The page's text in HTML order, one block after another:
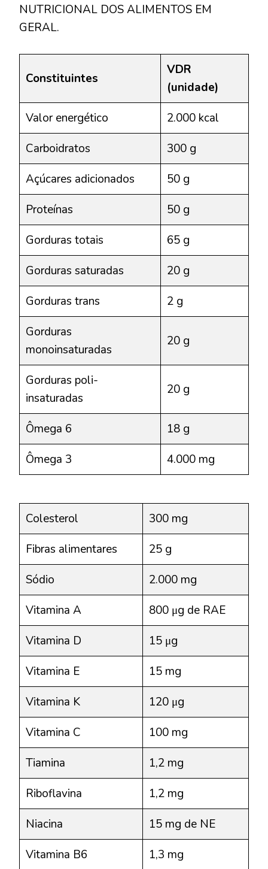
NUTRICIONAL DOS ALIMENTOS EM
GERAL.
Constituintes
VDR
(unidade)
Valor energético
2.000 kcal
Carboidratos
300 g
Açúcares adicionados
50 g
Proteínas
50 g
Gorduras totais
65 g
Gorduras saturadas
20 g
Gorduras trans
2 g
Gorduras
monoinsaturadas
20 g
Gorduras poli-
insaturadas
20 g
Ômega 6
18 g
Ômega 3
4.000 mg
Colesterol
300 mg
Fibras alimentares
25 g
Sódio
2.000 mg
Vitamina A
800 μg de RAE
Vitamina D
15 μg
Vitamina E
15 mg
Vitamina K
120 μg
Vitamina C
100 mg
Tiamina
1,2 mg
Riboflavina
1,2 mg
Niacina
15 mg de NE
Vitamina B6
1,3 mg